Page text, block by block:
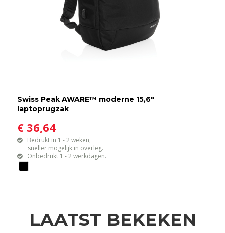
Swiss Peak AWARE™ moderne 15,6"
laptoprugzak
€ 36,64
Bedrukt in 1 - 2 weken,
sneller mogelijk in overleg.
Onbedrukt 1 - 2 werkdagen.
LAATST BEKEKEN